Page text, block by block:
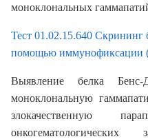
моноклональных
Тест 01.02.15.640 Скрининг
помощью иммунофиксации
Выявление белка Бенс-
моноклональную
злокачественную